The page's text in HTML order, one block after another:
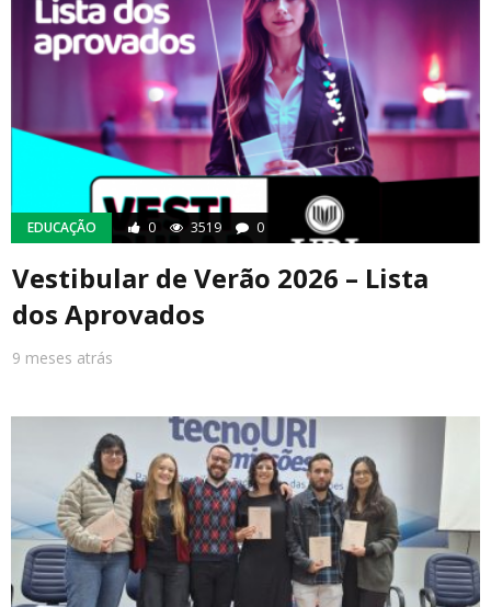
EDUCAÇÃO 0 3519 0
Vestibular de Verão 2026 – Lista
dos Aprovados
9 meses atrás